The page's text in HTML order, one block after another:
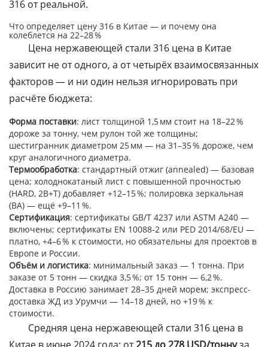
316 от реальной.
Что определяет цену 316 в Китае — и почему она
колеблется на 22–28 %
Цена нержавеющей стали 316 цена в Китае
зависит не от одного, а от четырёх взаимосвязанных
факторов — и ни один нельзя игнорировать при
расчёте бюджета:
Форма поставки: лист толщиной 1,5 мм стоит на 18–22 %
дороже за тонну, чем рулон той же толщины;
шестигранник диаметром 25 мм — на 31–35 % дороже, чем
круг аналогичного диаметра.
Термообработка: стандартный отжиг (annealed) — базовая
цена; холоднокатаный лист с повышенной прочностью
(HARD, 2B+T) добавляет +12–15 %; полировка зеркальная
(BA) — ещё +9–11 %.
Сертификация: сертификаты GB/T 4237 или ASTM A240 —
включены; сертификаты EN 10088-2 или PED 2014/68/EU —
платно, +4–6 % к стоимости, но обязательны для проектов в
Европе и России.
Объём и логистика: минимальный заказ — 1 тонна. При
заказе от 5 тонн — скидка 3,5 %; от 15 тонн — 6,2 %.
Доставка в Россию занимает 28–35 дней морем; экспресс-
доставка ЖД из Урумчи — 14–18 дней, но +19 % к
стоимости.
Средняя цена нержавеющей стали 316 цена в